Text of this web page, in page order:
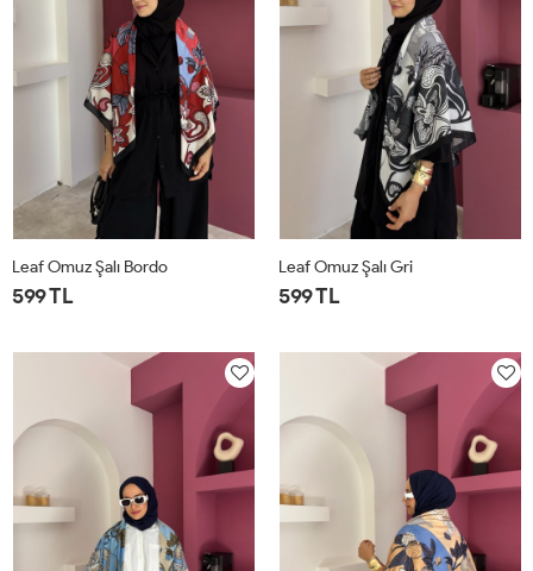
Leaf Omuz Şalı Bordo
599 TL
Leaf Omuz Şalı Gri
599 TL